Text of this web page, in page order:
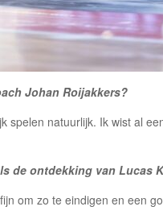
Johan Roijakkers?
spelen natuurlijk. Ik wist al
de ontdekking van Lucas
om zo te eindigen en een